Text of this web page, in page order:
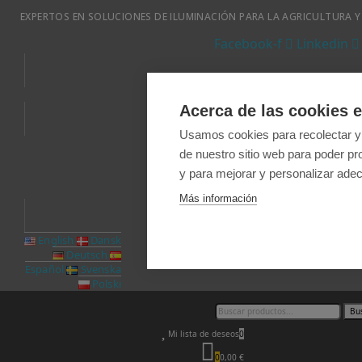
EXPERTOS EN SOLUCIONES DE ILUMINACIÓN PARA LA AGRICULTURA
Facebook-f Linkedin
FAQCondiciones
English
Dansk
Deutsch
Español
Svenska
Polski
Mi lista de deseos0
00,00 €
Acerca de las cookies
Usamos cookies para recolectar
de nuestro sitio web para poder
y para mejorar y personalizar
Más información